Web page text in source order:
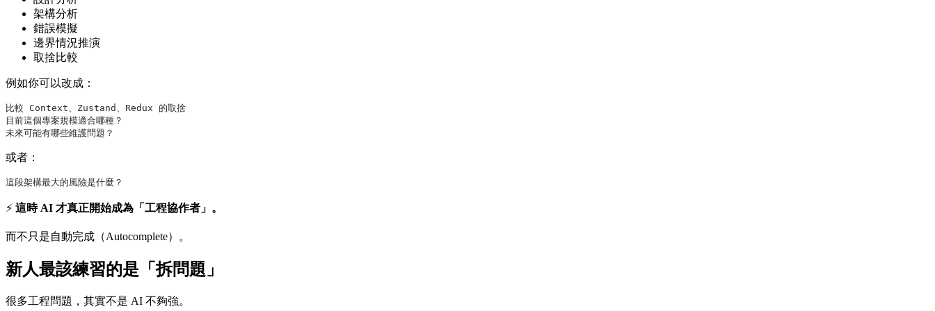
架構分析
錯誤模擬
邊界情況推演
取捨比較
例如你可以改成：
比較 Context、Zustand、Redux 的取捨
目前這個專案規模適合哪種？
未來可能有哪些維護問題？
或者：
這段架構最大的風險是什麼？
⚡ 這時 AI 才真正開始成為「工程協作者」。
而不只是自動完成（Autocomplete）。
新人最該練習的是「拆問題」
很多工程問題，其實不是 AI 不夠強。